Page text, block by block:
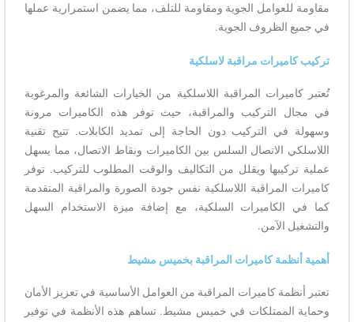
مقاومة للعوامل الجوية ومقاومة للتلف، مما يضمن استمرارية عملها
في جميع الظروف الجوية.
تركيب كاميرات مراقبة لاسلكية
تُعتبر كاميرات المراقبة اللاسلكية من الخيارات الشائعة والمرغوبة
في مجال التركيب والمراقبة، حيث توفر هذه الكاميرات مرونة
وسهولة في التركيب دون الحاجة إلى تمديد الكابلات. تتيح تقنية
اللاسلكي الاتصال السلس بين الكاميرات ونقاط الاتصال، مما يسهل
عملية تركيبها ويقلل من التكاليف والوقت المطلوب للتركيب. توفر
كاميرات المراقبة اللاسلكية نفس جودة الصورة والمراقبة المتقدمة
كما في الكاميرات السلكية، مع إضافة ميزة الاستخدام السهل
والتشغيل الآمن.
أهمية أنظمة كاميرات المراقبة بخميس مشيط
تعتبر أنظمة كاميرات المراقبة من العوامل الأساسية في تعزيز الأمان
وحماية الممتلكات في خميس مشيط. تساهم هذه الأنظمة في توفير